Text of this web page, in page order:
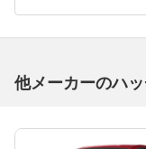
他メーカーのハ